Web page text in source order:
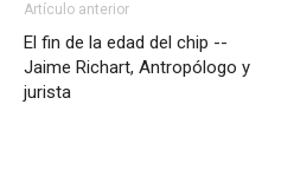
Artículo anterior
El fin de la edad del chip --
Jaime Richart, Antropólogo y
jurista